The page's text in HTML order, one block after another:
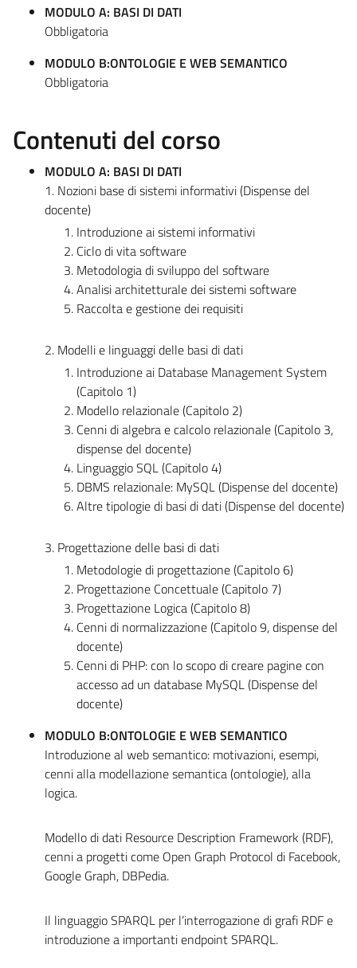
MODULO A: BASI DI DATI
Obbligatoria
MODULO B:ONTOLOGIE E WEB SEMANTICO
Obbligatoria
Contenuti del corso
MODULO A: BASI DI DATI
1. Nozioni base di sistemi informativi (Dispense del
docente)
Introduzione ai sistemi informativi
Ciclo di vita software
Metodologia di sviluppo del software
Analisi architetturale dei sistemi software
Raccolta e gestione dei requisiti
2. Modelli e linguaggi delle basi di dati
Introduzione ai Database Management System
(Capitolo 1)
Modello relazionale (Capitolo 2)
Cenni di algebra e calcolo relazionale (Capitolo 3,
dispense del docente)
Linguaggio SQL (Capitolo 4)
DBMS relazionale: MySQL (Dispense del docente)
Altre tipologie di basi di dati (Dispense del docente)
3. Progettazione delle basi di dati
Metodologie di progettazione (Capitolo 6)
Progettazione Concettuale (Capitolo 7)
Progettazione Logica (Capitolo 8)
Cenni di normalizzazione (Capitolo 9, dispense del
docente)
Cenni di PHP: con lo scopo di creare pagine con
accesso ad un database MySQL (Dispense del
docente)
MODULO B:ONTOLOGIE E WEB SEMANTICO
Introduzione al web semantico: motivazioni, esempi,
cenni alla modellazione semantica (ontologie), alla
logica.
Modello di dati Resource Description Framework (RDF),
cenni a progetti come Open Graph Protocol di Facebook,
Google Graph, DBPedia.
Il linguaggio SPARQL per l’interrogazione di grafi RDF e
introduzione a importanti endpoint SPARQL.